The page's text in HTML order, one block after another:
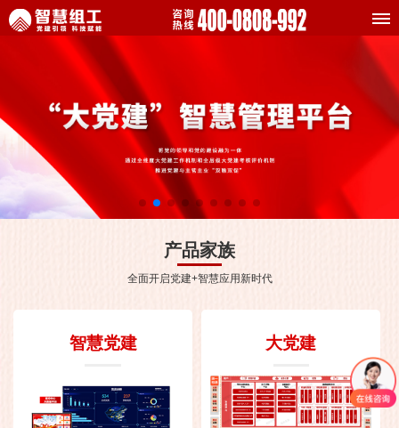
产品家族
全面开启党建+智慧应用新时代
智慧党建 大党建